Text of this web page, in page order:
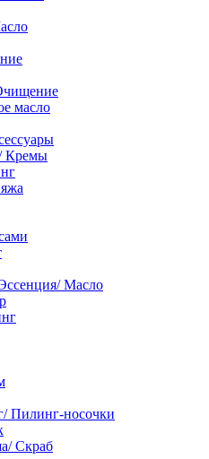
масло
Кремы
Масло
Пилинг-носочки
Скраб